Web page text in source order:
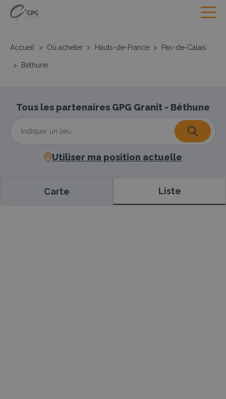
Accueil > Où acheter > Hauts-de-France > Pas-de-Calais
> Béthune
Tous les partenaires GPG Granit - Béthune
Utiliser ma position actuelle
Carte Liste